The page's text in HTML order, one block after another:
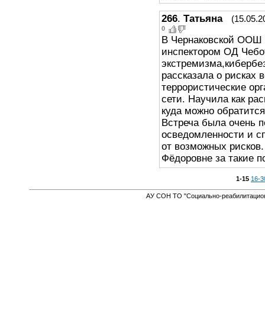
266. Татьяна
0
В Чернаковской ООШ
инспектором ОД
рассказала о рисках
террористические
сети. Научила как
куда можно
Встреча была очень
осведомленности и
от возможных
Фёдоровне за такие
1-15 16-
АУ СОН ТО "Социально-